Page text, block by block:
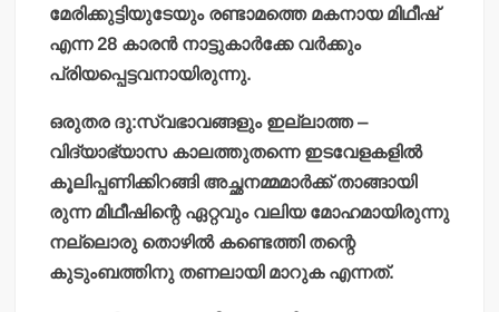
മേരിക്കുട്ടിയുടേയും രണ്ടാമത്തെ മകനായ മിഥീഷ്
എന്ന 28 കാരന്‍ നാട്ടുകാര്‍ക്കേ വര്‍ക്കും
പ്രിയപ്പെട്ടവനായിരുന്നു.
ഒരുതര ദു:സ്വഭാവങ്ങളും ഇല്ലാത്ത –
വിദ്യാഭ്യാസ കാലത്തുതന്നെ ഇടവേളകളില്‍
കൂലിപ്പണിക്കിറങ്ങി അച്ഛനമ്മമാര്‍ക്ക് താങ്ങായി
രുന്ന മിഥീഷിന്റെ ഏറ്റവും വലിയ മോഹമായിരുന്നു
നല്ലൊരു തൊഴില്‍ കണ്ടെത്തി തന്റെ
കുടുംബത്തിനു തണലായി മാറുക എന്നത്.